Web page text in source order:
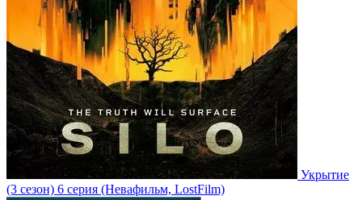
Укрытие
(3 сезон) 6 серия (Невафильм, LostFilm)